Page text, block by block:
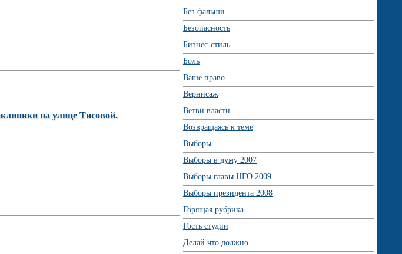
на улице Тисовой.
Без фальши
Безопасность
Бизнес-стиль
Боль
Ваше право
Вернисаж
Ветви власти
Возвращаясь к теме
Выборы
Выборы в думу 2007
Выборы главы НГО 2009
Выборы президента 2008
Горящая рубрика
Гость студии
Делай что должно